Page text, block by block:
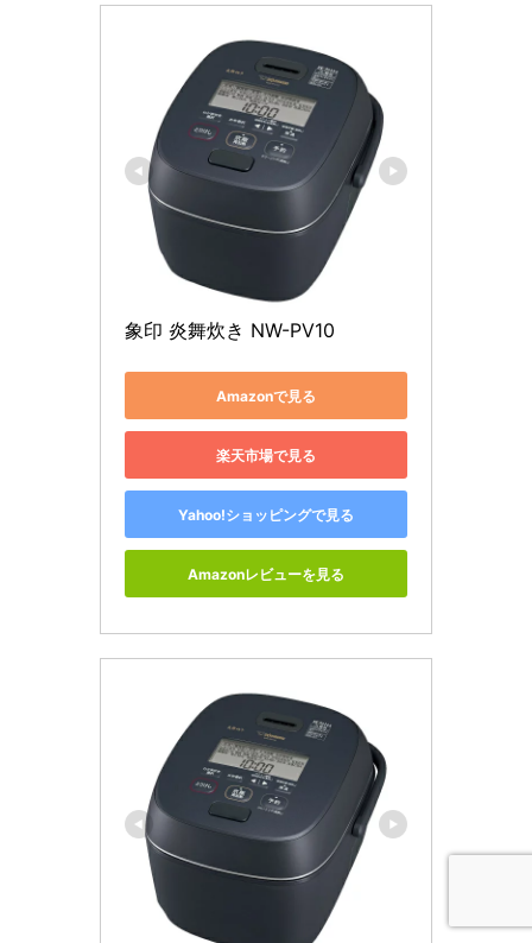
象印 炎舞炊き NW-PV10
Amazonで見る
楽天市場で見る
Yahoo!ショッピングで見る
Amazonレビューを見る